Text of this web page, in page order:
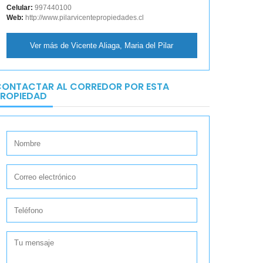
Celular: 997440100
Web: http://www.pilarvicentepropiedades.cl
Ver más de Vicente Aliaga, Maria del Pilar
AL CORREDOR POR ESTA